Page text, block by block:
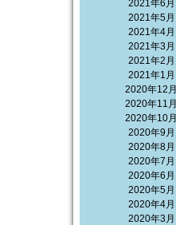
2021年6月
2021年5月
2021年4月
2021年3月
2021年2月
2021年1月
2020年12月
2020年11月
2020年10月
2020年9月
2020年8月
2020年7月
2020年6月
2020年5月
2020年4月
2020年3月